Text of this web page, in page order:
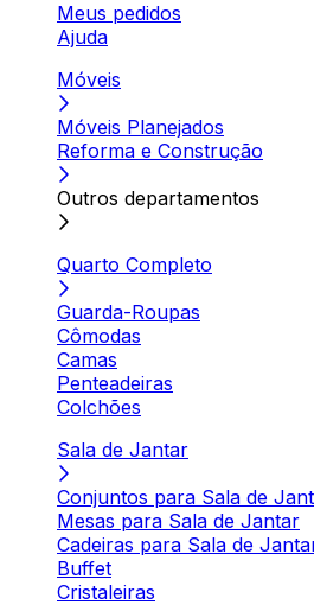
Meus pedidos
Ajuda
Móveis
Móveis Planejados
Reforma e Construção
Outros departamentos
Quarto Completo
Guarda-Roupas
Cômodas
Camas
Penteadeiras
Colchões
Sala de Jantar
Conjuntos para Sala de
Mesas para Sala de Jantar
Cadeiras para Sala de
Buffet
Cristaleiras